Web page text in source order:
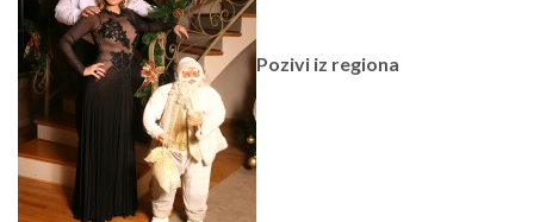
Pozivi iz regiona